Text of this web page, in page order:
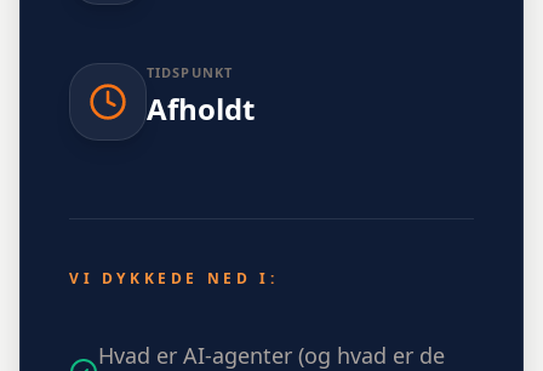
TIDSPUNKT
Afholdt
VI DYKKEDE NED I:
Hvad er AI-agenter (og hvad er de